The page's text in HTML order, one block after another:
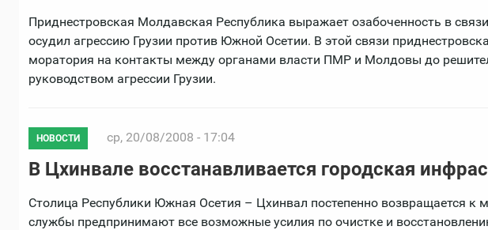
Приднестровская Молдавская Республика выражает озабоченность в
осудил агрессию Грузии против Южной Осетии. В этой связи
моратория на контакты между органами власти ПМР и Молдовы до
руководством агрессии Грузии.
НОВОСТИ ср, 20/08/2008 - 17:04
В Цхинвале восстанавливается городская
Столица Республики Южная Осетия – Цхинвал постепенно возвращается
службы предпринимают все возможные усилия по очистке и